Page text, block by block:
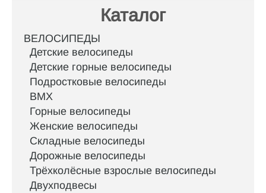
Каталог
ВЕЛОСИПЕДЫ
Детские велосипеды
Детские горные велосипеды
Подростковые велосипеды
BMX
Горные велосипеды
Женские велосипеды
Складные велосипеды
Дорожные велосипеды
Трёхколёсные взрослые велосипеды
Двухподвесы